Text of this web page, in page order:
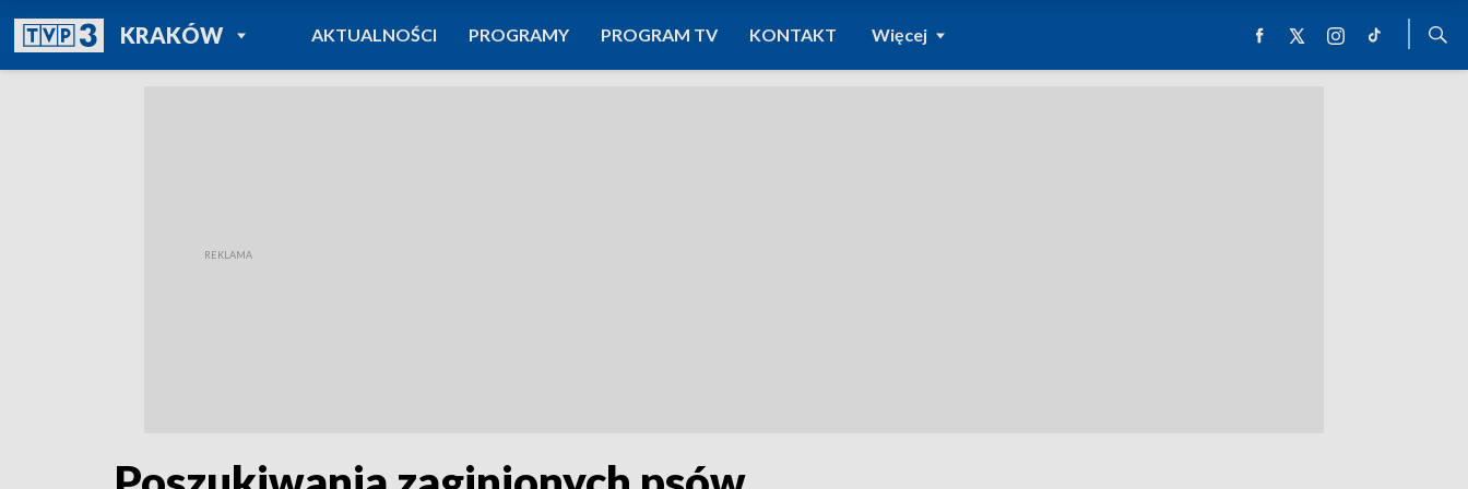
KRAKÓWPOWRÓT DO
TVP REGIONY
AKTUALNOŚCI PROGRAMY PROGRAM TV KONTAKT Więcej